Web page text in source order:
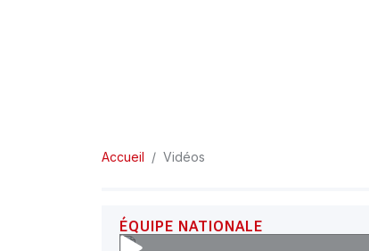
Accueil Vidéos
ÉQUIPE NATIONALE